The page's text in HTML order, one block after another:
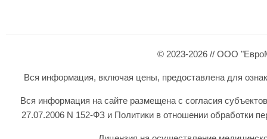
© 2023-2026 // ООО
Вся информация, включая цены, предоставлена для
Вся информация на сайте размещена с согласия
27.07.2006 N 152-ФЗ и Политики в отношении обработки